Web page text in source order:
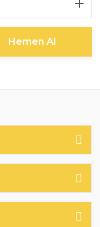
Hemen Al